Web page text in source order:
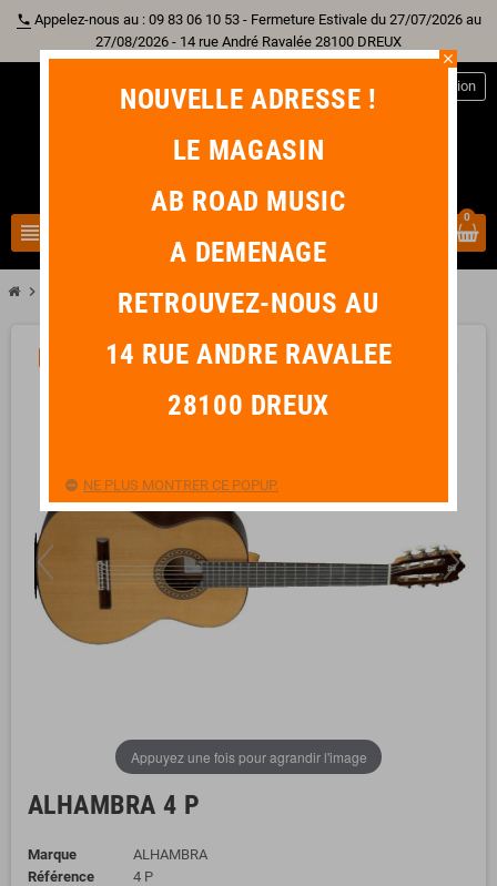
phone Appelez-nous au : 09 83 06 10 53 - Fermeture Estivale du 27/07/2026 au
27/08/2026 - 14 rue André Ravalée 28100 DREUX
view_headline
Connexion
0
chevron_right Guitare Classique chevron_right ALHAMBRA 4 P
Appuyez une fois pour agrandir l'image
-100,00 €
ALHAMBRA 4 P
Marque
ALHAMBRA
Référence
4 P
close
NOUVELLE ADRESSE !
LE MAGASIN
AB ROAD MUSIC
A DEMENAGE
RETROUVEZ-NOUS AU
14 RUE ANDRE RAVALEE
28100 DREUX
NE PLUS MONTRER CE POPUP.